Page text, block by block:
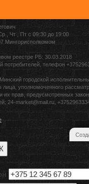
, Чт , Пт c 09:30 до 19:00
Мингорисполкомом
реестре РБ: 30.03.2018
потребителей, телефон
городской
лица, уполномоченного
их прав, предусмотренных
24-market@mail.ru,